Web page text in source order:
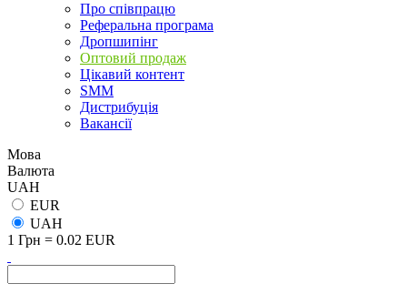
Про співпрацю
Реферальна програма
Дропшипінг
Оптовий продаж
Цікавий контент
SMM
Дистрибуція
Вакансії
Мова
Валюта
UAH
EUR
UAH
1 Грн = 0.02 EUR